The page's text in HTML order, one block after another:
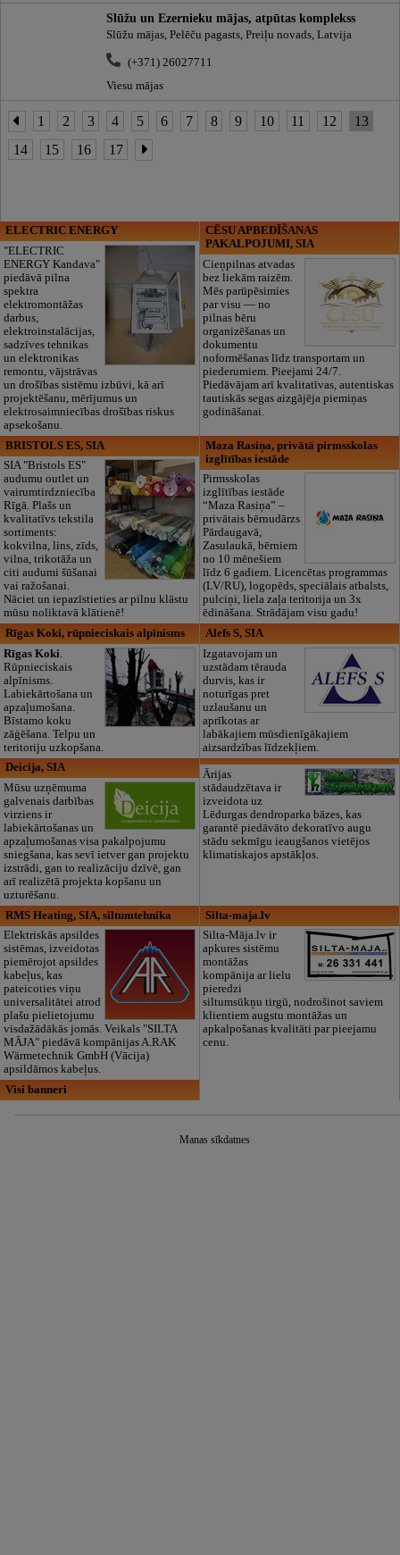
Slūžu un Ezernieku mājas, atpūtas komplekss
Slūžu mājas, Pelēču pagasts, Preiļu novads, Latvija
(+371) 26027711
Viesu mājas
1 2 3 4 5 6 7 8 9 10 11 12
13
14
15 16 17
ELECTRIC ENERGY
"ELECTRIC
ENERGY Kandava"
piedāvā pilna
spektra
elektromontāžas
darbus,
elektroinstalācijas,
sadzīves tehnikas
un elektronikas
remontu, vājstrāvas
un drošības sistēmu izbūvi, kā arī
projektēšanu, mērījumus un
elektrosaimniecības drošības riskus
apsekošanu.
CĒSU APBEDĪŠANAS
PAKALPOJUMI, SIA
Cieņpilnas atvadas
bez liekām raizēm.
Mēs parūpēsimies
par visu — no
pilnas bēru
organizēšanas un
dokumentu
noformēšanas līdz transportam un
piederumiem. Pieejami 24/7.
Piedāvājam arī kvalitatīvas, autentiskas
tautiskās segas aizgājēja piemiņas
godināšanai.
BRISTOLS ES, SIA
SIA "Bristols ES"
audumu outlet un
vairumtirdzniecība
Rīgā. Plašs un
kvalitatīvs tekstila
sortiments:
kokvilna, lins, zīds,
vilna, trikotāža un
citi audumi šūšanai
vai ražošanai.
Nāciet un iepazīstieties ar pilnu klāstu
mūsu noliktavā klātienē!
Maza Rasiņa, privātā pirmsskolas
izglītības iestāde
Pirmsskolas
izglītības iestāde
“Maza Rasiņa” –
privātais bērnudārzs
Pārdaugavā,
Zasulaukā, bērniem
no 10 mēnešiem
līdz 6 gadiem. Licencētas programmas
(LV/RU), logopēds, speciālais atbalsts,
pulciņi, liela zaļa teritorija un 3x
ēdināšana. Strādājam visu gadu!
Rīgas Koki, rūpnieciskais alpīnisms
Rīgas Koki
Rūpnieciskais
alpīnisms.
Labiekārtošana un
apzaļumošana.
Bīstamo koku
zāģēšana. Telpu un
teritoriju uzkopšana.
Alefs S, SIA
Izgatavojam un
uzstādam tērauda
durvis, kas ir
noturīgas pret
uzlaušanu un
aprīkotas ar
labākajiem mūsdienīgākajiem
aizsardzības līdzekļiem.
Deicija, SIA
Mūsu uzņēmuma
galvenais darbības
virziens ir
labiekārtošanas un
apzaļumošanas visa pakalpojumu
sniegšana, kas sevī ietver gan projektu
izstrādi, gan to realizāciju dzīvē, gan
arī realizētā projekta kopšanu un
uzturēšanu.
Ārijas
stādaudzētava ir
izveidota uz
Lēdurgas dendroparka bāzes, kas
garantē piedāvāto dekoratīvo augu
stādu sekmīgu ieaugšanos vietējos
klimatiskajos apstākļos.
RMS Heating, SIA, siltumtehnika
Elektriskās apsildes
sistēmas, izveidotas
piemērojot apsildes
kabeļus, kas
pateicoties viņu
universalitātei atrod
plašu pielietojumu
visdažādākās jomās. Veikals "SILTA
MĀJA" piedāvā kompānijas A.RAK
Wärmetechnik GmbH (Vācija)
apsildāmos kabeļus.
Silta-maja.lv
Silta-Māja.lv ir
apkures sistēmu
montāžas
kompānija ar lielu
pieredzi
siltumsūkņu tirgū, nodrošinot saviem
klientiem augstu montāžas un
apkalpošanas kvalitāti par pieejamu
cenu.
Visi banneri
Manas sīkdatnes